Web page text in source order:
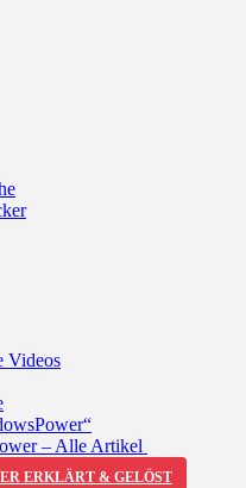
Videos
– Alle Artikel
ERKLÄRT & GELÖST